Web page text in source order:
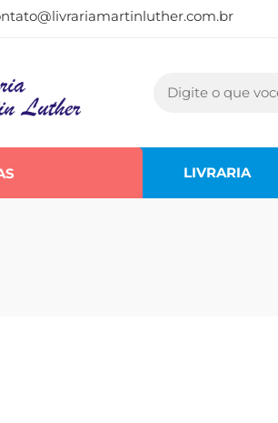
LIVRARIA